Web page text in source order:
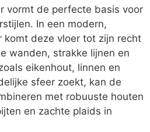
vormt de perfecte basis voor
In een modern,
komt deze vloer tot zijn recht
wanden, strakke lijnen en
eikenhout, linnen en
sfeer zoekt, kan de
met robuuste houten
en zachte plaids in